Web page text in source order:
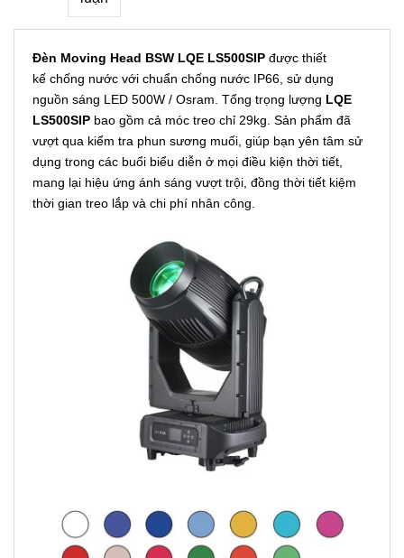
Đèn Moving Head BSW LQE LS500SIP được thiết
kế chống nước với chuẩn chống nước IP66, sử dụng
nguồn sáng LED 500W / Osram. Tổng trọng lượng LQE
LS500SIP bao gồm cả móc treo chỉ 29kg. Sản phẩm đã
vượt qua kiểm tra phun sương muối, giúp bạn yên tâm sử
dụng trong các buổi biểu diễn ở mọi điều kiện thời tiết,
mang lại hiệu ứng ánh sáng vượt trội, đồng thời tiết kiệm
thời gian treo lắp và chi phí nhân công.